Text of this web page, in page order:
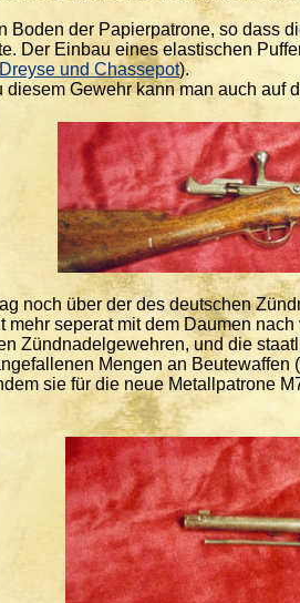
Boden der Papierpatrone, so dass
Der Einbau eines elastischen
und Chassepot).
Gewehr kann man auch auf
noch über der des deutschen
seperat mit dem Daumen
Zündnadelgewehren, und die
Mengen an
sie für die neue Metallpatrone